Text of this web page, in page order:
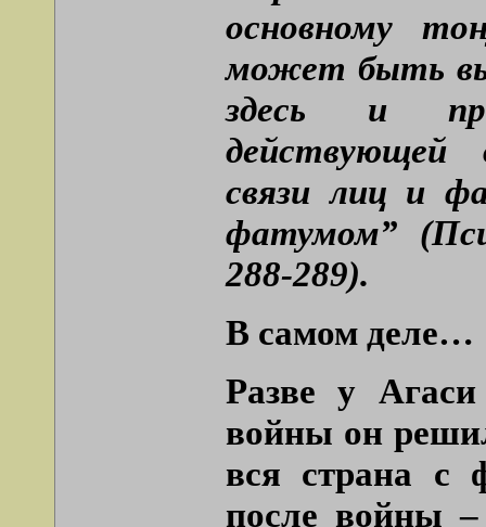
основному
может быть
здесь и
действующей
связи лиц и
фатумом”
288-289).
В самом деле…
Разве у
войны он
вся страна с
после войны